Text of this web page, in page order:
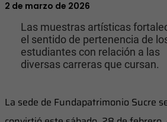
2 de marzo de 2026
Las muestras artísticas
el sentido de pertenencia de
estudiantes con relación a las
diversas carreras que cursan.
La sede de Fundapatrimonio Sucre